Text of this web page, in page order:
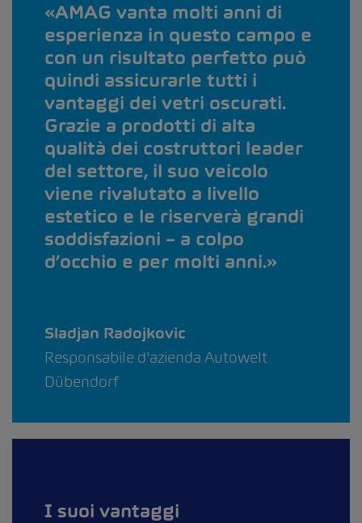
AMAG vanta molti anni di
esperienza in questo campo e
con un risultato perfetto può
quindi assicurarle tutti i
vantaggi dei vetri oscurati.
Grazie a prodotti di alta
qualità dei costruttori leader
del settore, il suo veicolo
viene rivalutato a livello
estetico e le riserverà grandi
soddisfazioni – a colpo
d’occhio e per molti anni.
Sladjan Radojkovic
Responsabile d'azienda Autowelt
Dübendorf
I suoi vantaggi